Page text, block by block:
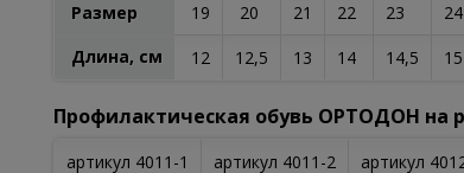
Размер 19 20 21 22 23 24
Длина, см
12 12,5 13 14 14,5 15
Профилактическая обувь ОРТОДОН на
артикул 4011-1 артикул 4011-2 артикул